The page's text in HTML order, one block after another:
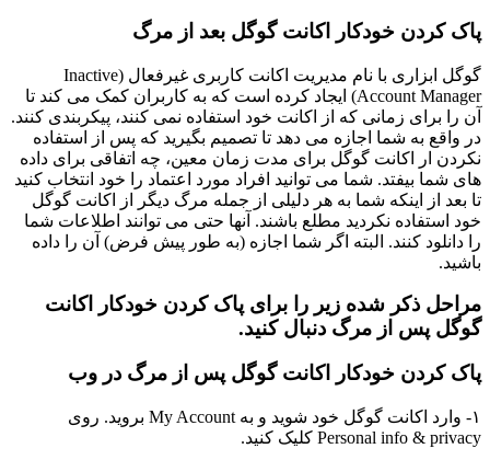
پاک کردن خودکار اکانت گوگل بعد از مرگ
گوگل ابزاری با نام مدیریت اکانت کاربری غیرفعال (Inactive
Account Manager) ایجاد کرده است که به کاربران کمک می کند تا
آن را برای زمانی که از اکانت خود استفاده نمی کنند، پیکربندی کنند.
در واقع به شما اجازه می دهد تا تصمیم بگیرید که پس از استفاده
نکردن ار اکانت گوگل برای مدت زمان معین، چه اتفاقی برای داده
های شما بیفتد. شما می توانید افراد مورد اعتماد را خود انتخاب کنید
تا بعد از اینکه شما به هر دلیلی از جمله مرگ دیگر از اکانت گوگل
خود استفاده نکردید مطلع باشند. آنها حتی می توانند اطلاعات شما
را دانلود کنند. البته اگر شما اجازه (به طور پیش فرض) آن را داده
باشید.
مراحل ذکر شده زیر را برای پاک کردن خودکار اکانت
گوگل پس از مرگ دنبال کنید.
پاک کردن خودکار اکانت گوگل پس از مرگ در وب
۱- وارد اکانت گوگل خود شوید و به My Account بروید. روی
Personal info & privacy کلیک کنید.